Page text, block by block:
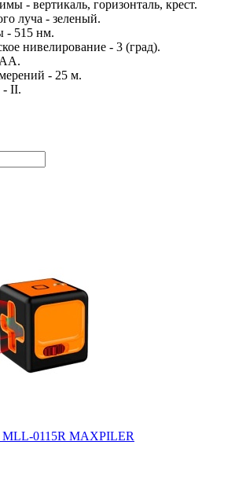
- вертикаль, горизонталь, крест.
луча - зеленый.
- 515 нм.
нивелирование - 3 (град).
- 25 м.
- II.
MLL-0115R MAXPILER